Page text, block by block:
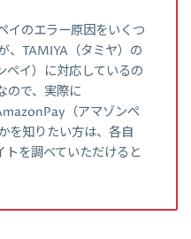
イのエラー原因をいくつ
、TAMIYA（タミヤ）の
イ）に対応しているの
ので、実際に
（アマゾンペ
を知りたい方は、各自
を調べていただけると